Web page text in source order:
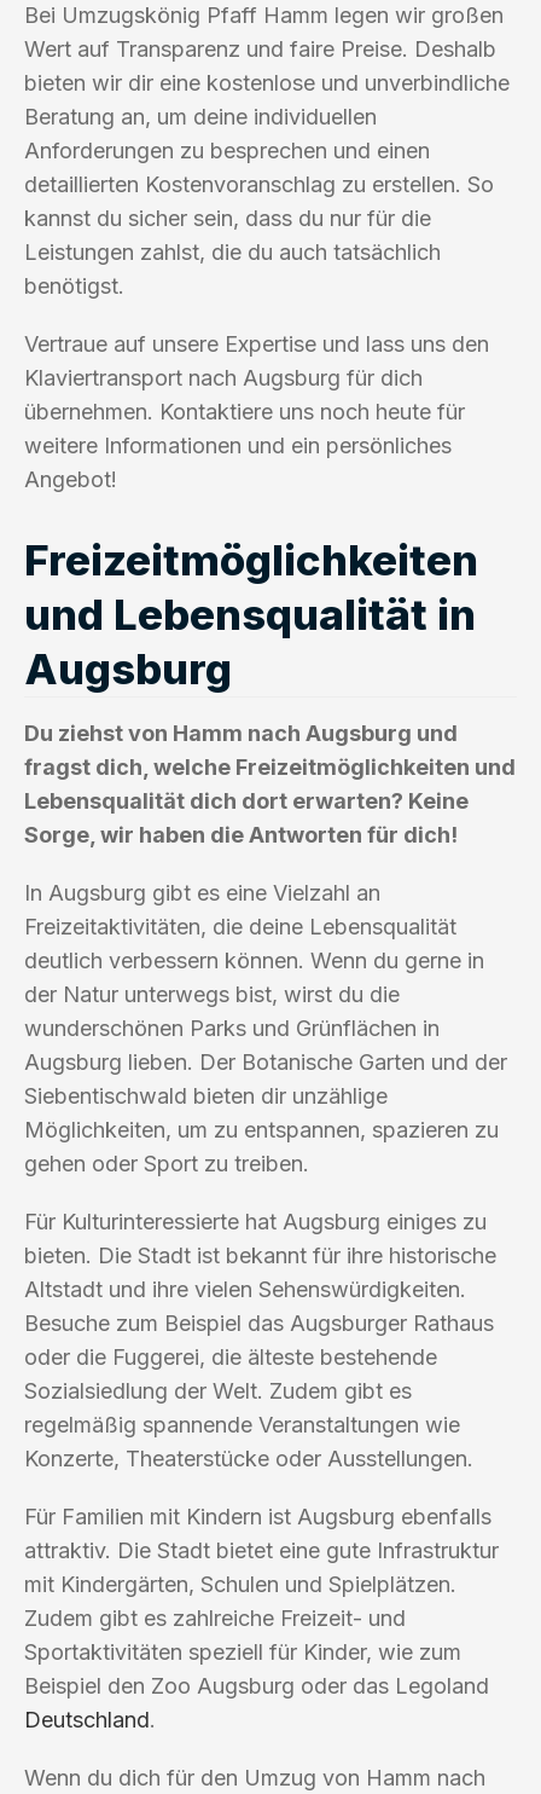
Bei Umzugskönig Pfaff Hamm legen wir großen
Wert auf Transparenz und faire Preise. Deshalb
bieten wir dir eine kostenlose und unverbindliche
Beratung an, um deine individuellen
Anforderungen zu besprechen und einen
detaillierten Kostenvoranschlag zu erstellen. So
kannst du sicher sein, dass du nur für die
Leistungen zahlst, die du auch tatsächlich
benötigst.
Vertraue auf unsere Expertise und lass uns den
Klaviertransport nach Augsburg für dich
übernehmen. Kontaktiere uns noch heute für
weitere Informationen und ein persönliches
Angebot!
Freizeitmöglichkeiten
und Lebensqualität in
Augsburg
Du ziehst von Hamm nach Augsburg und
fragst dich, welche Freizeitmöglichkeiten und
Lebensqualität dich dort erwarten? Keine
Sorge, wir haben die Antworten für dich!
In Augsburg gibt es eine Vielzahl an
Freizeitaktivitäten, die deine Lebensqualität
deutlich verbessern können. Wenn du gerne in
der Natur unterwegs bist, wirst du die
wunderschönen Parks und Grünflächen in
Augsburg lieben. Der Botanische Garten und der
Siebentischwald bieten dir unzählige
Möglichkeiten, um zu entspannen, spazieren zu
gehen oder Sport zu treiben.
Für Kulturinteressierte hat Augsburg einiges zu
bieten. Die Stadt ist bekannt für ihre historische
Altstadt und ihre vielen Sehenswürdigkeiten.
Besuche zum Beispiel das Augsburger Rathaus
oder die Fuggerei, die älteste bestehende
Sozialsiedlung der Welt. Zudem gibt es
regelmäßig spannende Veranstaltungen wie
Konzerte, Theaterstücke oder Ausstellungen.
Für Familien mit Kindern ist Augsburg ebenfalls
attraktiv. Die Stadt bietet eine gute Infrastruktur
mit Kindergärten, Schulen und Spielplätzen.
Zudem gibt es zahlreiche Freizeit- und
Sportaktivitäten speziell für Kinder, wie zum
Beispiel den Zoo Augsburg oder das Legoland
Deutschland.
Wenn du dich für den Umzug von Hamm nach